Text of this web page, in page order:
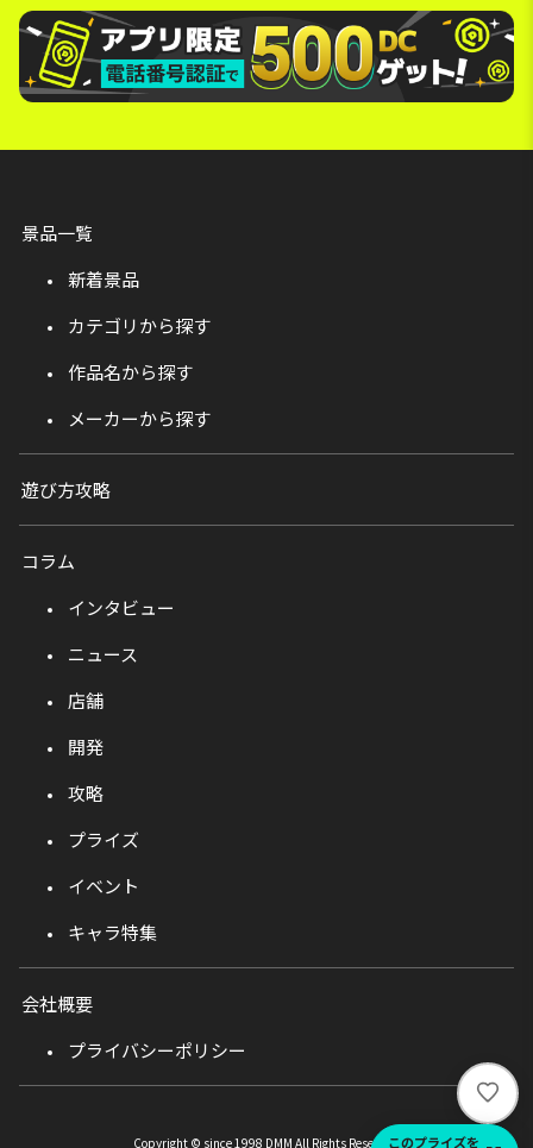
い
い
このプライズを
景品一覧
新着景品
カテゴリから探す
作品名から探す
メーカーから探す
遊び方攻略
コラム
インタビュー
ニュース
店舗
開発
攻略
プライズ
イベント
キャラ特集
会社概要
プライバシーポリシー
Copyright © since 1998 DMM All Rights Reserved.